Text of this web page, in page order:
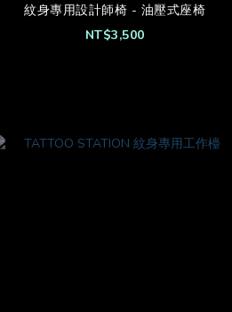
紋身專用設計師椅 - 油壓式座椅
NT$3,500